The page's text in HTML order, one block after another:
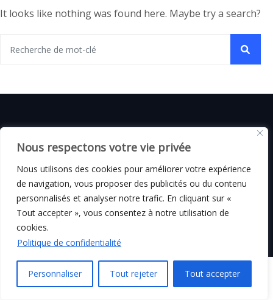
Nous respectons votre vie privée
Nous utilisons des cookies pour améliorer votre expérience
de navigation, vous proposer des publicités ou du contenu
personnalisés et analyser notre trafic. En cliquant sur «
Tout accepter », vous consentez à notre utilisation de
cookies.
Politique de confidentialité
Personnaliser Tout rejeter Tout accepter
It looks like nothing was found here. Maybe try a search?
© C i E M2026
Mentions légales